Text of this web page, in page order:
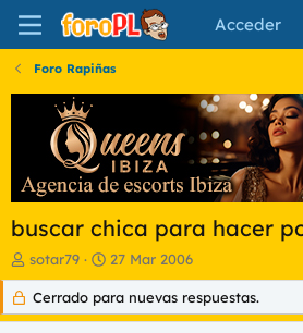
Acceder
Foro Rapiñas
buscar chica para hacer
I
n
c
sotar79
F
e
c
h
27 Mar 2006
Cerrado para nuevas respuestas.